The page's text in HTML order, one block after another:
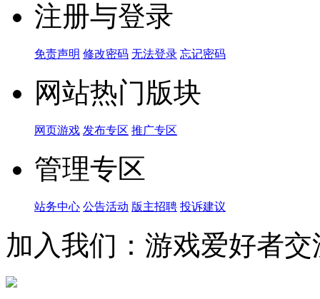
注册与登录
免责声明 修改密码 无法登录 忘记密码
网站热门版块
网页游戏 发布专区 推广专区
管理专区
站务中心 公告活动 版主招聘 投诉建议
加入我们：游戏爱好者交